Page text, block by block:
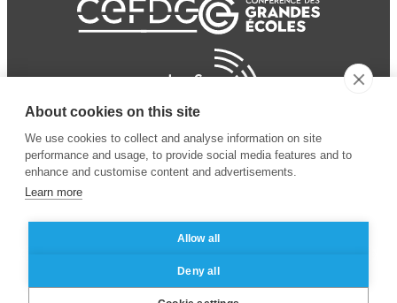
© 2024 ESSEC Business
School
Legal notice
privacy policy
About cookies on this site
We use cookies to collect and analyse information on site
performance and usage, to provide social media features and to
enhance and customise content and advertisements.
Learn more
Allow all
Deny all